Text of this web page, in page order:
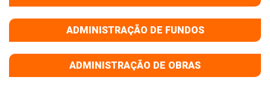
ADMINISTRAÇÃO DE FUNDOS
ADMINISTRAÇÃO DE OBRAS